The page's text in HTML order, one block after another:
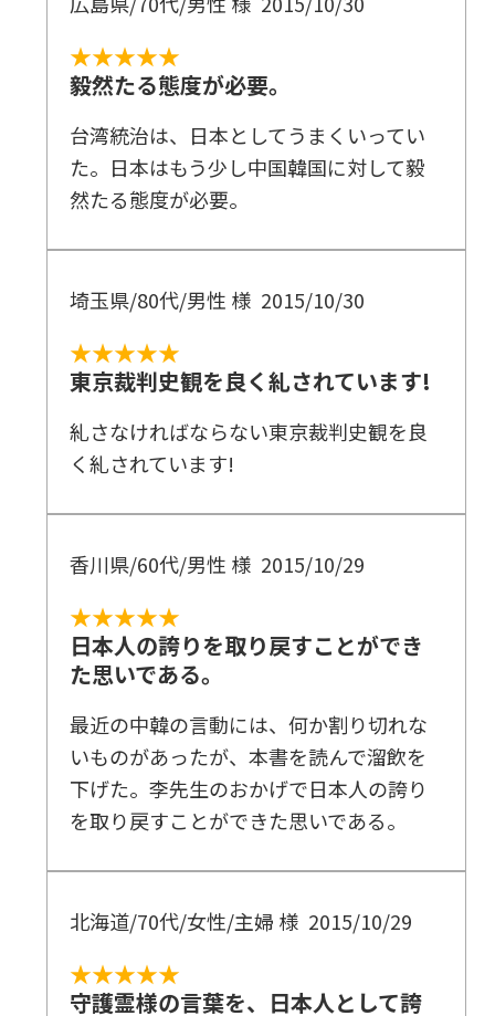
★★★★★
毅然たる態度が必要。
台湾統治は、日本としてうまくいってい
た。日本はもう少し中国韓国に対して毅
然たる態度が必要。
埼玉県/80代/男性 様 2015/10/30
★★★★★
東京裁判史観を良く糺されています!
糺さなければならない東京裁判史観を良
く糺されています!
香川県/60代/男性 様 2015/10/29
★★★★★
日本人の誇りを取り戻すことができ
た思いである。
最近の中韓の言動には、何か割り切れな
いものがあったが、本書を読んで溜飲を
下げた。李先生のおかげで日本人の誇り
を取り戻すことができた思いである。
北海道/70代/女性/主婦 様 2015/10/29
★★★★★
守護霊様の言葉を、日本人として誇